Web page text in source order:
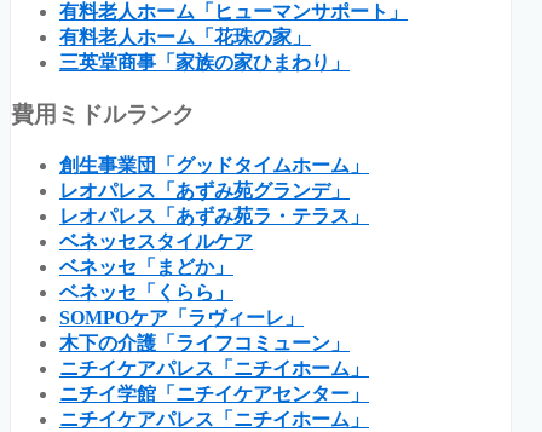
有料老人ホーム「ヒューマンサポート」
有料老人ホーム「花珠の家」
三英堂商事「家族の家ひまわり」
費用ミドルランク
創生事業団「グッドタイムホーム」
レオパレス「あずみ苑グランデ」
レオパレス「あずみ苑ラ・テラス」
ベネッセスタイルケア
ベネッセ「まどか」
ベネッセ「くらら」
SOMPOケア「ラヴィーレ」
木下の介護「ライフコミューン」
ニチイケアパレス「ニチイホーム」
ニチイ学館「ニチイケアセンター」
ニチイケアパレス「ニチイホーム」